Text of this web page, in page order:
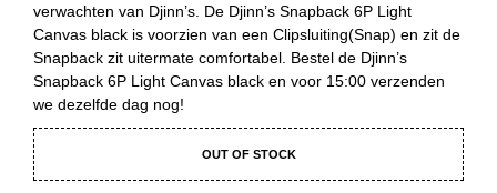
verwachten van Djinn’s. De Djinn’s Snapback 6P Light
Canvas black is voorzien van een Clipsluiting(Snap) en zit de
Snapback zit uitermate comfortabel. Bestel de Djinn’s
Snapback 6P Light Canvas black en voor 15:00 verzenden
we dezelfde dag nog!
OUT OF STOCK